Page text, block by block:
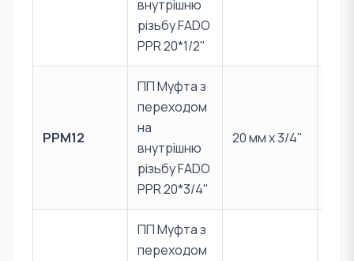
внутрішню
різьбу FADO
PPR 20*1/2"
PPM12
ПП Муфта з
переходом
на
внутрішню
різьбу FADO
PPR 20*3/4"
20 мм x 3/4"
ПП Муфта з
переходом